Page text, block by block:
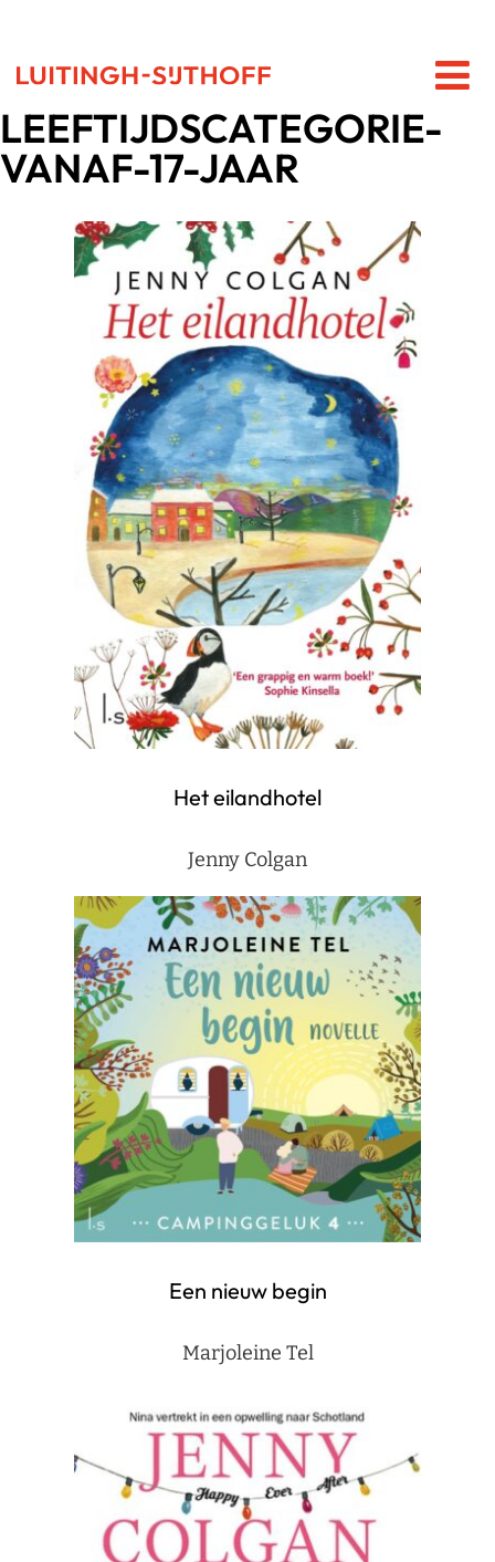
LEEFTIJDSCATEGORIE-
VANAF-17-JAAR
Het eilandhotel
Jenny Colgan
Een nieuw begin
Marjoleine Tel